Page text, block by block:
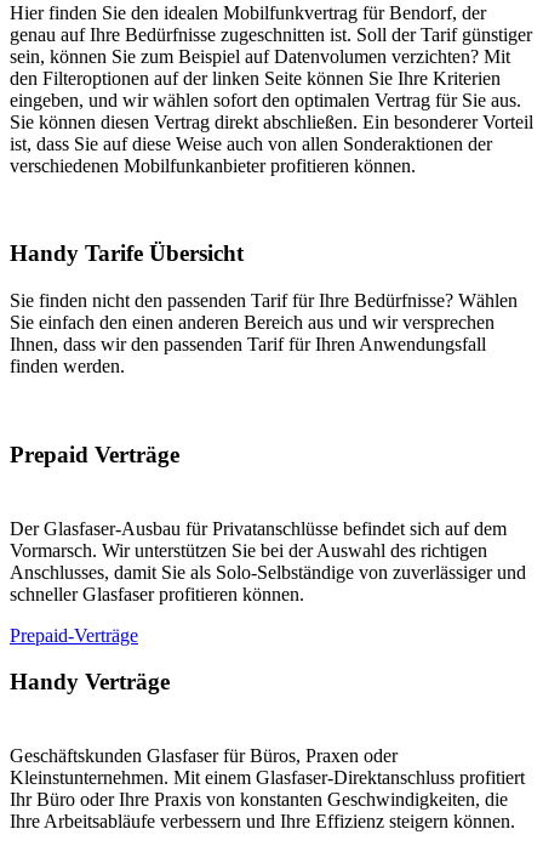
Hier finden Sie den idealen Mobilfunkvertrag für Bendorf, der
genau auf Ihre Bedürfnisse zugeschnitten ist. Soll der Tarif günstiger
sein, können Sie zum Beispiel auf Datenvolumen verzichten? Mit
den Filteroptionen auf der linken Seite können Sie Ihre Kriterien
eingeben, und wir wählen sofort den optimalen Vertrag für Sie aus.
Sie können diesen Vertrag direkt abschließen. Ein besonderer Vorteil
ist, dass Sie auf diese Weise auch von allen Sonderaktionen der
verschiedenen Mobilfunkanbieter profitieren können.
Handy Tarife Übersicht
Sie finden nicht den passenden Tarif für Ihre Bedürfnisse? Wählen
Sie einfach den einen anderen Bereich aus und wir versprechen
Ihnen, dass wir den passenden Tarif für Ihren Anwendungsfall
finden werden.
Prepaid Verträge
Der Glasfaser-Ausbau für Privatanschlüsse befindet sich auf dem
Vormarsch. Wir unterstützen Sie bei der Auswahl des richtigen
Anschlusses, damit Sie als Solo-Selbständige von zuverlässiger und
schneller Glasfaser profitieren können.
Prepaid-Verträge
Handy Verträge
Geschäftskunden Glasfaser für Büros, Praxen oder
Kleinstunternehmen. Mit einem Glasfaser-Direktanschluss profitiert
Ihr Büro oder Ihre Praxis von konstanten Geschwindigkeiten, die
Ihre Arbeitsabläufe verbessern und Ihre Effizienz steigern können.